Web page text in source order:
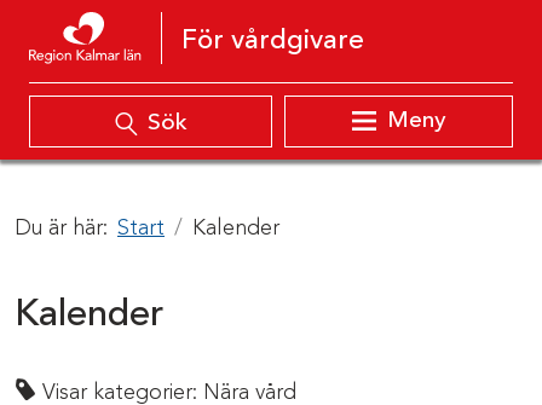
Hoppa till innehåll
För vårdgivare
Sök Meny
Du är här: Start Kalender
Kalender
Visar kategorier: Nära vård